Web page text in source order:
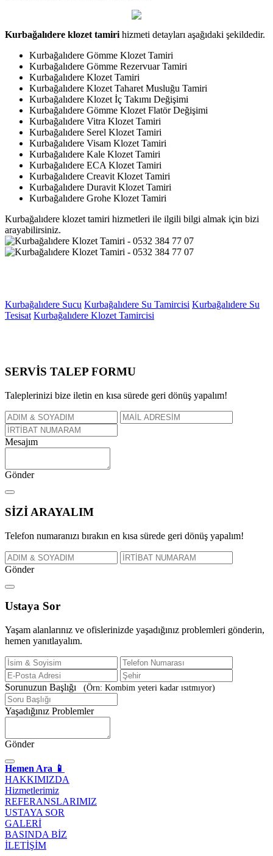
Kurbağalıdere klozet tamiri hizmeti detayları aşağıdaki şekildedir.
Kurbağalıdere Gömme Klozet Tamiri
Kurbağalıdere Gömme Rezervuar Tamiri
Kurbağalıdere Klozet Tamiri
Kurbağalıdere Klozet Taharet Musluğu Tamiri
Kurbağalıdere Klozet İç Takımı Değişimi
Kurbağalıdere Gömme Klozet Flatör Değişimi
Kurbağalıdere Vitra Klozet Tamiri
Kurbağalıdere Serel Klozet Tamiri
Kurbağalıdere Visam Klozet Tamiri
Kurbağalıdere Kale Klozet Tamiri
Kurbağalıdere ECA Klozet Tamiri
Kurbağalıdere Creavit Klozet Tamiri
Kurbağalıdere Duravit Klozet Tamiri
Kurbağalıdere Grohe Klozet Tamiri
Kurbağalıdere klozet tamiri hizmetleri ile ilgili bilgi almak için bizi
arayabilirsiniz.
Kurbağalıdere Sucu Kurbağalıdere Su Tamircisi Kurbağalıdere Su
Tesisat Kurbağalıdere Klozet Tamircisi
SERVİS TALEP FORMU
Taleplerinizi bize iletin en kısa sürede geri dönüş yapalım!
Mesajım
Gönder
SİZİ ARAYALIM
Telefon numaranızı bırakın en kısa sürede geri dönüş yapalım!
Gönder
Ustaya Sor
Yaşam alanlarınız ve ofislerinizde yaşadığınız problemleri gönderin,
hemen yanıtlayalım.
Sorunuzun Başlığı (Örn: Kombim yeteri kadar ısıtmıyor)
Yaşadığınız Problemler
Gönder
Hemen Ara 📱
HAKKIMIZDA
Hizmetlerimiz
REFERANSLARIMIZ
USTAYA SOR
GALERİ
BASINDA BİZ
İLETİŞİM